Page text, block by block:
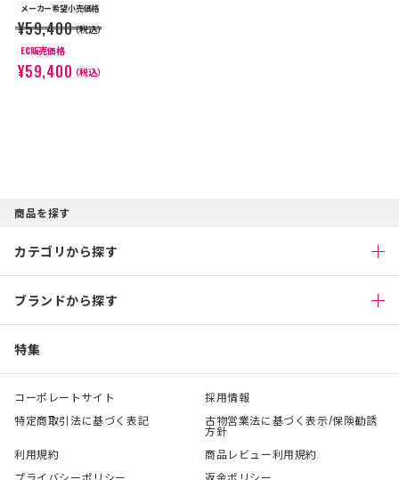
メーカー希望小売価格
¥59,400（税込）
EC販売価格
¥59,400（税込）
商品を探す
カテゴリから探す
ブランドから探す
特集
コーポレートサイト
採用情報
特定商取引法に基づく表記
古物営業法に基づく表示/保険勧誘
方針
利用規約
商品レビュー利用規約
プライバシーポリシー
返金ポリシー